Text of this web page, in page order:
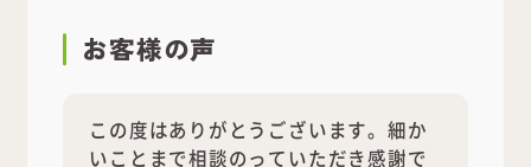
お客様の声
この度はありがとうございます。細か
いことまで相談のっていただき感謝で